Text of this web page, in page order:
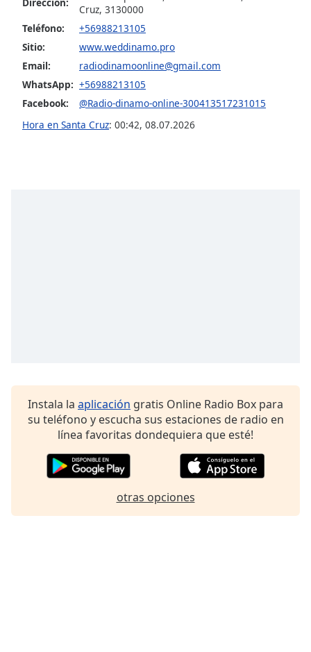
Opacity
Caption
Area
Background
Modal
Cruz, 3130000
Teléfono:
+56988213105
Sitio:
www.weddinamo.pro
Email:
radiodinamoonline@gmail.com
WhatsApp: +56988213105
Facebook:
@Radio-dinamo-online-300413517231015
Hora en Santa Cruz: 00:42, 08.07.2026
Instala la aplicación gratis Online Radio Box para
su teléfono y escucha sus estaciones de radio en
línea favoritas dondequiera que esté!
otras opciones